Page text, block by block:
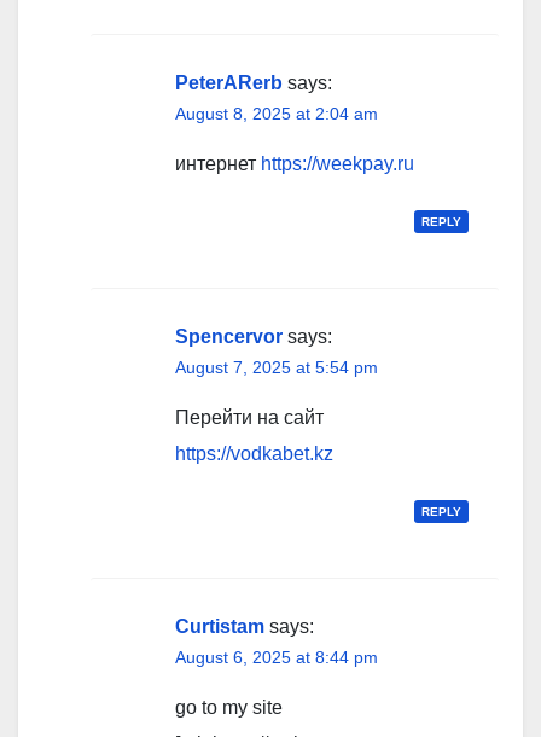
PeterARerb says:
August 8, 2025 at 2:04 am
интернет https://weekpay.ru
REPLY
Spencervor says:
August 7, 2025 at 5:54 pm
Перейти на сайт
https://vodkabet.kz
REPLY
Curtistam says:
August 6, 2025 at 8:44 pm
go to my site